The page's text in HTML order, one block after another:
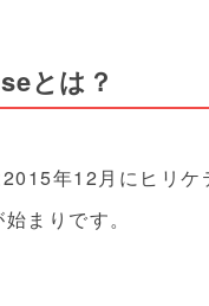
とは？
年12月にヒリケ
まりです。